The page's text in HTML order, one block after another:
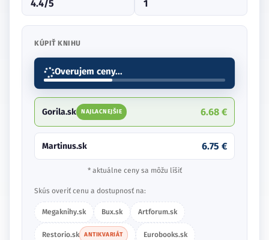
4.4/5 1
KÚPIŤ KNIHU
Overujem ceny...
Gorila.sk NAJLACNEJŠIE 6.68 €
Martinus.sk 6.75 €
* aktuálne ceny sa môžu líšiť
Skús overiť cenu a dostupnosť na:
Megaknihy.sk Bux.sk Artforum.sk
Restorio.sk ANTIKVARIÁT Eurobooks.sk